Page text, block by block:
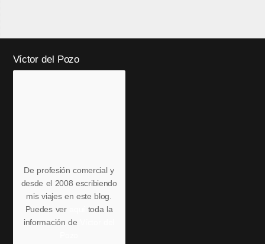
Víctor del Pozo
De profesión comercial y
desde el 2008 escribiendo
mis viajes en este blog.
Puedes ver
toda la
información de